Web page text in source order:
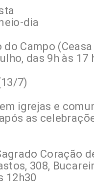
dia
do Campo
das 9h às 17
7)
igrejas e
as
Coração
308,
12h30